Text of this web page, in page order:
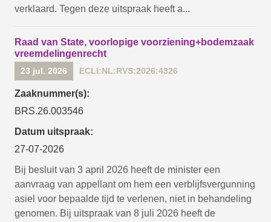
verklaard. Tegen deze uitspraak heeft a...
Raad van State, voorlopige voorziening+bodemzaak
vreemdelingenrecht
23 jul. 2026 ECLI:NL:RVS:2026:4326
Zaaknummer(s):
BRS.26.003546
Datum uitspraak:
27-07-2026
Bij besluit van 3 april 2026 heeft de minister een
aanvraag van appellant om hem een verblijfsvergunning
asiel voor bepaalde tijd te verlenen, niet in behandeling
genomen. Bij uitspraak van 8 juli 2026 heeft de